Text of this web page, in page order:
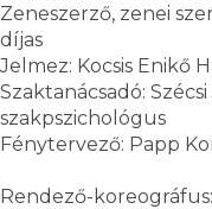
Zeneszerző, zenei
díjas
Jelmez: Kocsis Enikő
Szaktanácsadó:
szakpszichológus
Fénytervező: Papp
Rendező-